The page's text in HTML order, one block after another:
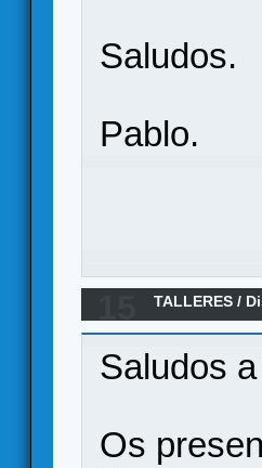
Saludos.
Pablo.
TALLERES /
Saludos
Os